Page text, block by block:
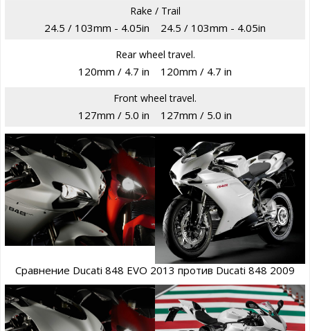
Rake / Trail
24.5 / 103mm - 4.05in 24.5 / 103mm - 4.05in
Rear wheel travel.
120mm / 4.7 in 120mm / 4.7 in
Front wheel travel.
127mm / 5.0 in 127mm / 5.0 in
Сравнение Ducati 848 EVO 2013 против Ducati 848 2009